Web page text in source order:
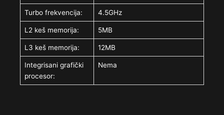
Turbo frekvencija: 4.5GHz
L2 keš memorija: 5MB
L3 keš memorija: 12MB
Integrisani grafički
procesor:
Nema